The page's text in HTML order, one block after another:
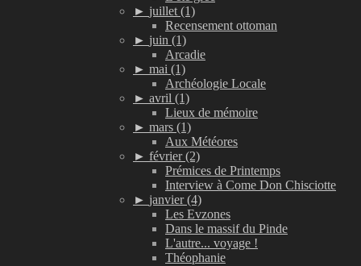
► juillet (1)
Recensement ottoman
► juin (1)
Arcadie
► mai (1)
Archéologie Locale
► avril (1)
Lieux de mémoire
► mars (1)
Aux Météores
► février (2)
Prémices de Printemps
Interview à Come Don Chisciotte
► janvier (4)
Les Evzones
Dans le massif du Pinde
L'autre... voyage !
Théophanie